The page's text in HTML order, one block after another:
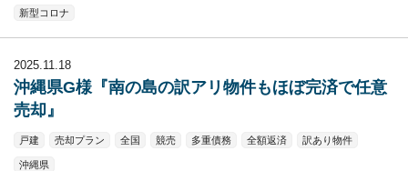
新型コロナ
2025.11.18
沖縄県G様『南の島の訳アリ物件もほぼ完済で任意
売却』
戸建 売却プラン 全国 競売 多重債務 全額返済 訳あり物件
沖縄県